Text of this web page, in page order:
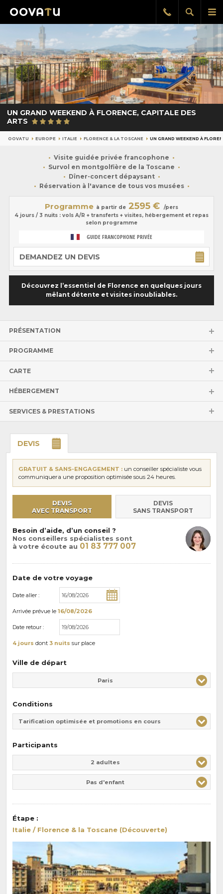
le
Afficher
la
Rappel
gratuit
UN GRAND WEEKEND À FLORENCE, CAPITALE DES
ARTS
OOVATU EUROPE ITALIE FLORENCE & LA TOSCANE UN GRAND WEEKEND À
Visite guidée privée francophone
Survol en montgolfière de la Toscane
Dîner-concert dépaysant
Réservation à l'avance de tous vos musées
Programme à partir de 2595 €
/pers
4 jours / 3 nuits : vols A/R + transferts + visites, hébergement et repas
selon programme
GUIDE FRANCOPHONE PRIVÉE
DEMANDEZ UN DEVIS
Découvrez l’essentiel de Florence en quelques jours
mêlant détente et visites inoubliables.
PRÉSENTATION
PROGRAMME
CARTE
HÉBERGEMENT
SERVICES & PRESTATIONS
DEVIS
GRATUIT & SANS-ENGAGEMENT : un conseiller spécialiste vous
communiquera une proposition optimisée sous 24 heures.
DEVIS
AVEC TRANSPORT
DEVIS
SANS TRANSPORT
Besoin d’aide, d’un conseil ?
Nos conseillers spécialistes sont
à votre écoute au 01 83 777 007
Date de votre voyage
Date aller :
Arrivée prévue le 16/08/2026
Date retour :
4 jours dont 3 nuits sur place
Ville de départ
Paris
Conditions
Tarification optimisée et promotions en cours
Participants
2 adultes
Pas d'enfant
Étape :
Italie / Florence & la Toscane (Découverte)